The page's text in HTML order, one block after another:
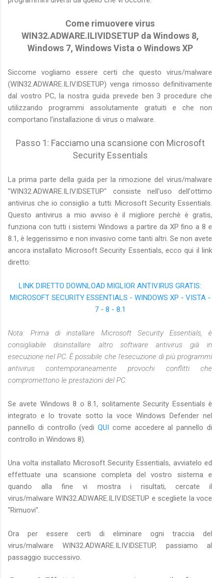
Come rimuovere virus
WIN32.ADWARE.ILIVIDSETUP da Windows 8,
Windows 7, Windows Vista o Windows XP
Siccome vogliamo essere certi che questo virus/malware
(WIN32.ADWARE.ILIVIDSETUP) venga rimosso definitivamente
dal vostro PC, la nostra guida prevede ben 3 procedure che
utilizzando programmi assolutamente gratuiti e che non
comportano l'installazione di virus o malware.
Passo 1: Facciamo una scansione con Microsoft
Security Essentials
La prima parte della guida per la rimozione del virus/malware
"WIN32.ADWARE.ILIVIDSETUP" consiste nell'uso dell'ottimo
antivirus che io consiglio a tutti: Microsoft Security Essentials.
Questo antivirus a mio avviso è il migliore perchè è gratis,
funziona con tutti i sistemi Windows a partire da XP fino a 8 e
8.1, è leggerissimo e non invasivo come tanti altri. Se non avete
ancora installato Microsoft Security Essentials, ecco qui il link
diretto:
LINK DIRETTO DOWNLOAD MIGLIOR ANTIVIRUS GRATIS:
MICROSOFT SECURITY ESSENTIALS - WINDOWS XP - VISTA -
7 - 8 - 8.1
Nota: Prima di installare Microsoft Security Essentials, è
consigliabile disinstallare altro software antivirus già in
esecuzione nel PC. È possibile che l'esecuzione di più programmi
antivirus contemporaneamente provochi conflitti che
compromettono le prestazioni del PC.
Se avete Windows 8 o 8.1, solitamente Security Essentials è
integrato e lo trovate sotto la voce Windows Defender nel
pannello di controllo (vediQUI come accedere al pannello di
controllo in Windows 8).
Una volta installato Microsoft Security Essentials, avviatelo ed
effettuate una scansione completa del vostro sistema e
quando alla fine vi mostra i risultati, cercate il
virus/malware WIN32.ADWARE.ILIVIDSETUP e scegliete la voce
"Rimuovi".
Ora per essere certi di eliminare ogni traccia del
virus/malware WIN32.ADWARE.ILIVIDSETUP, passiamo al
passaggio successivo.